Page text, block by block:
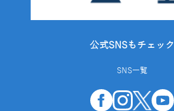
公式SNSもチェック
SNS一覧